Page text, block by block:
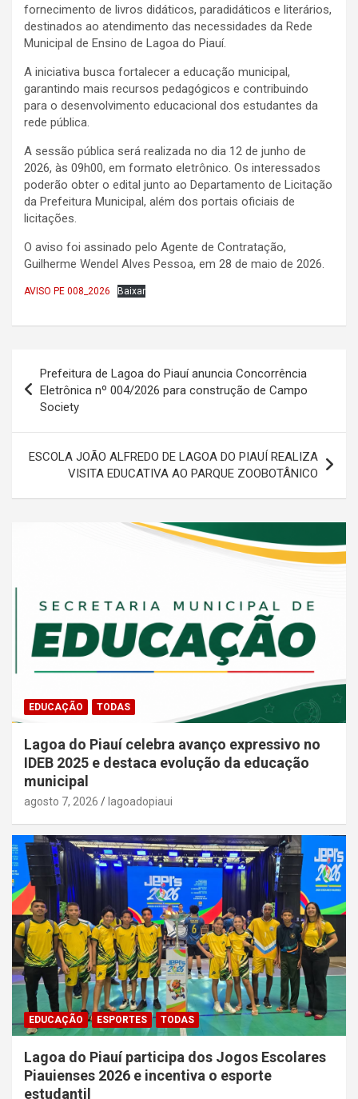
fornecimento de livros didáticos, paradidáticos e literários,
destinados ao atendimento das necessidades da Rede
Municipal de Ensino de Lagoa do Piauí.
A iniciativa busca fortalecer a educação municipal,
garantindo mais recursos pedagógicos e contribuindo
para o desenvolvimento educacional dos estudantes da
rede pública.
A sessão pública será realizada no dia 12 de junho de
2026, às 09h00, em formato eletrônico. Os interessados
poderão obter o edital junto ao Departamento de Licitação
da Prefeitura Municipal, além dos portais oficiais de
licitações.
O aviso foi assinado pelo Agente de Contratação,
Guilherme Wendel Alves Pessoa, em 28 de maio de 2026.
AVISO PE 008_2026 Baixar
de
Post
Prefeitura de Lagoa do Piauí anuncia Concorrência
Eletrônica nº 004/2026 para construção de Campo
Society
ESCOLA JOÃO ALFREDO DE LAGOA DO PIAUÍ REALIZA
VISITA EDUCATIVA AO PARQUE ZOOBOTÂNICO
EDUCAÇÃO TODAS
Lagoa do Piauí celebra avanço expressivo no
IDEB 2025 e destaca evolução da educação
municipal
agosto 7, 2026 lagoadopiaui
EDUCAÇÃO ESPORTES TODAS
Lagoa do Piauí participa dos Jogos Escolares
Piauienses 2026 e incentiva o esporte
estudantil